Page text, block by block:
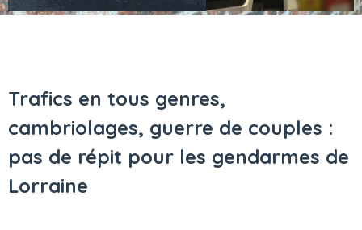
Trafics en tous genres,
cambriolages, guerre de couples :
pas de répit pour les gendarmes de
Lorraine